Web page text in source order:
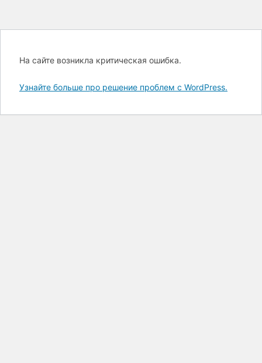
На сайте возникла критическая ошибка.
Узнайте больше про решение проблем с WordPress.